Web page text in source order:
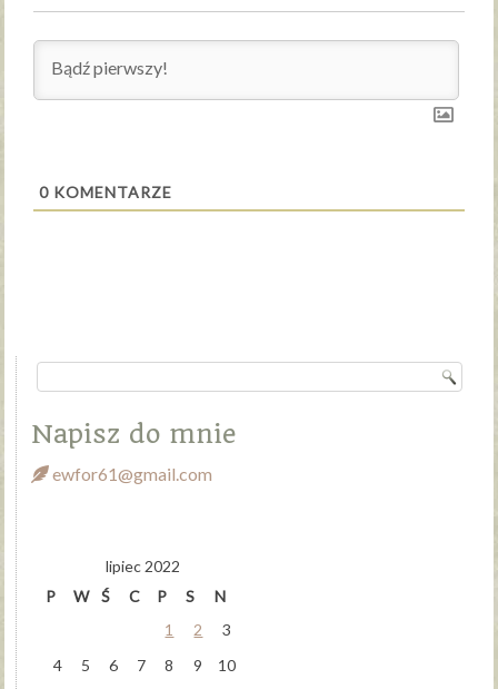
0 KOMENTARZE
Napisz do mnie
ewfor61@gmail.com
lipiec 2022
P
W Ś C P S
N
1
2
3
4
5 6 7 8 9
10